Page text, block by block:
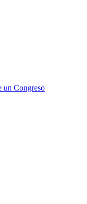
un Congreso